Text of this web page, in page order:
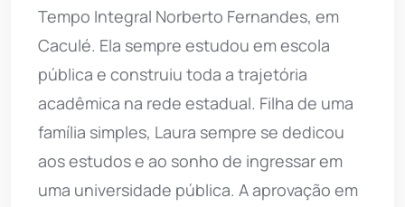
Tempo Integral Norberto Fernandes, em
Caculé. Ela sempre estudou em escola
pública e construiu toda a trajetória
acadêmica na rede estadual. Filha de uma
família simples, Laura sempre se dedicou
aos estudos e ao sonho de ingressar em
uma universidade pública. A aprovação em